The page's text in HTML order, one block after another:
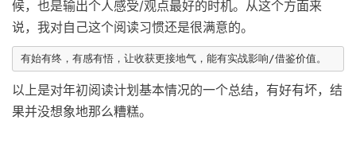
候，也是输出个人感受/观点最好的时机。从这个方面来
说，我对自己这个阅读习惯还是很满意的。
以上是对年初阅读计划基本情况的一个总结，有好有坏，结
果并没想象地那么糟糕。